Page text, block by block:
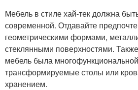
Мебель в стиле хай-тек должна
современной. Отдавайте
геометрическими формами,
стеклянными поверхностями.
мебель была
трансформируемые столы или
хранением.